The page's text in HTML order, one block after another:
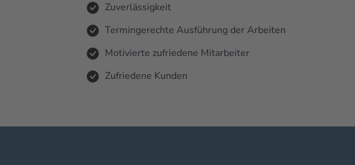
Zuverlässigkeit
Termingerechte Ausführung der Arbeiten
Motivierte zufriedene Mitarbeiter
Zufriedene Kunden